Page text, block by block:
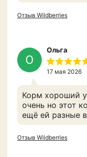
Отзыв Wildberries
О
Ольга
17 мая 2026
Корм хороший
очень но этот
ещё ей разные
Отзыв Wildberries